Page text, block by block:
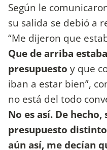
Según le
su salida se debió a
“Me dijeron que
Que de arriba
presupuesto y que
iban a estar bien”,
no está del todo
No es así. De
presupuesto
aún así, me decían